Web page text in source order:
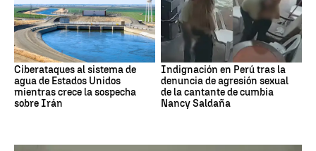
Ciberataques al sistema de
agua de Estados Unidos
mientras crece la sospecha
sobre Irán
Indignación en Perú tras la
denuncia de agresión sexual
de la cantante de cumbia
Nancy Saldaña